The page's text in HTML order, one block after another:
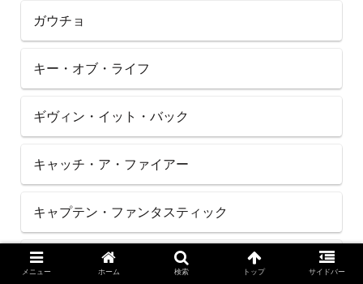
ガウチョ
キー・オブ・ライフ
ギヴィン・イット・バック
キャッチ・ア・ファイアー
キャプテン・ファンタスティック
キリマンジャロの娘
メニュー ホーム 検索 トップ サイドバー